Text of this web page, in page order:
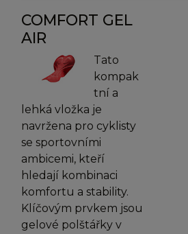
COMFORT GEL
AIR
Tato
kompak
tní a
lehká vložka je
navržena pro cyklisty
se sportovními
ambicemi, kteří
hledají kombinaci
komfortu a stability.
Klíčovým prvkem jsou
gelové polštářky v